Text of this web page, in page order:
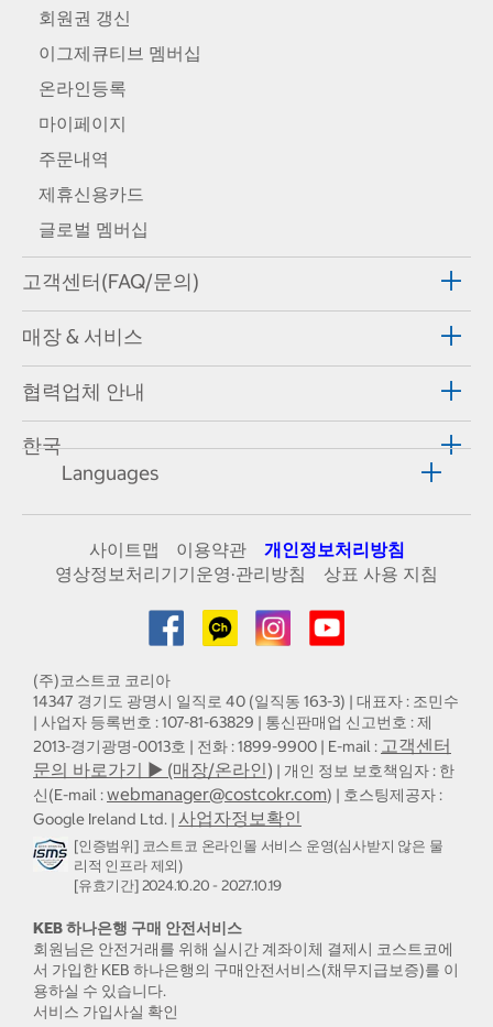
회원권 갱신
이그제큐티브 멤버십
온라인등록
마이페이지
주문내역
제휴신용카드
글로벌 멤버십
고객센터(FAQ/문의)
매장 & 서비스
협력업체 안내
한국
Languages
사이트맵 이용약관
개인정보처리방침
영상정보처리기기운영·관리방침
상표 사용 지침
(주)코스트코 코리아
14347 경기도 광명시 일직로 40 (일직동 163-3) | 대표자 : 조민수
| 사업자 등록번호 : 107-81-63829 | 통신판매업 신고번호 : 제
2013-경기광명-0013호 | 전화 : 1899-9900 | E-mail : 고객센터
문의 바로가기 ▶ (매장/온라인) | 개인 정보 보호책임자 : 한
신(E-mail :webmanager@costcokr.com) | 호스팅제공자 :
Google Ireland Ltd. | 사업자정보확인
[인증범위] 코스트코 온라인몰 서비스 운영(심사받지 않은 물
리적 인프라 제외)
[유효기간] 2024.10.20 - 2027.10.19
KEB 하나은행 구매 안전서비스
회원님은 안전거래를 위해 실시간 계좌이체 결제시 코스트코에
서 가입한 KEB 하나은행의 구매안전서비스(채무지급보증)를 이
용하실 수 있습니다.
서비스 가입사실 확인